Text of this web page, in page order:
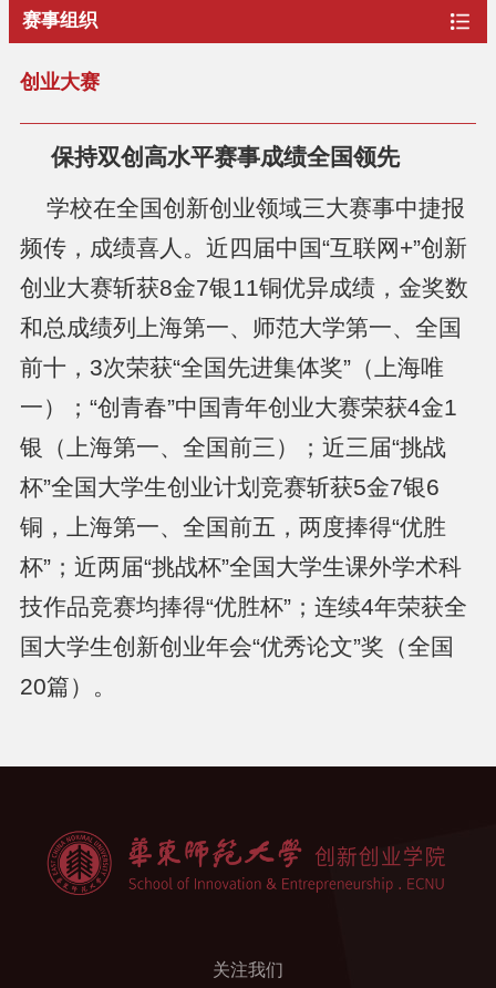
赛事组织
创业大赛
保持双创高水平赛事成绩全国领先
学校在全国创新创业领域三大赛事中捷报
频传，成绩喜人。近四届中国“互联网+”创新
创业大赛斩获8金7银11铜优异成绩，金奖数
和总成绩列上海第一、师范大学第一、全国
前十， 3次荣获“全国先进集体奖”（上海唯
一）；“创青春”中国青年创业大赛荣获4金1
银（上海第一、全国前三）；近三届“挑战
杯”全国大学生创业计划竞赛斩获5金7银6
铜，上海第一、全国前五，两度捧得“优胜
杯”；近两届“挑战杯”全国大学生课外学术科
技作品竞赛均捧得“优胜杯”；连续4年荣获全
国大学生创新创业年会“优秀论文”奖（全国
20篇）。
关注我们